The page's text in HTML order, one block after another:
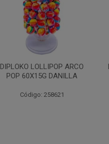
DIPLOKO LOLLIPOP ARCO
CUBO 60X15G DANILL
Código: 258622